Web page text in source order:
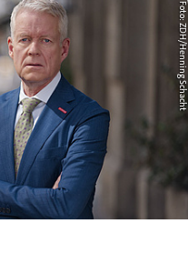
Foto: ZDH/Henning Schacht